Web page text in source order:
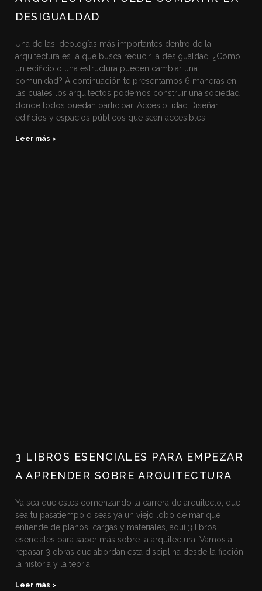
DESIGUALDAD
Una de las ideologías más importantes dentro de la
arquitectura es la que busca reducir la desigualdad. ¿Cómo
un edificio o una estructura pueden cambiar una
comunidad? A continuación te presentamos 6 maneras en
las cuales los arquitectos podemos construir una sociedad
donde todos puedan participar. Accesibilidad Diseñar
edificios y espacios públicos que sean accesibles
Leer más >
3 LIBROS ESENCIALES PARA EMPEZAR
A APRENDER SOBRE ARQUITECTURA
Ya sea que estes comenzando la carrera de arquitecto, que
sea tu pasatiempo o seas ya un viejo lobo de mar que
entiende de planos, cargas y materiales, aquí 3 libros
esenciales para saber más sobre la arquitectura. Vamos a
repasar 3 obras que abordan esta disciplina desde la ficción,
la historia y la teoría.
Leer más >